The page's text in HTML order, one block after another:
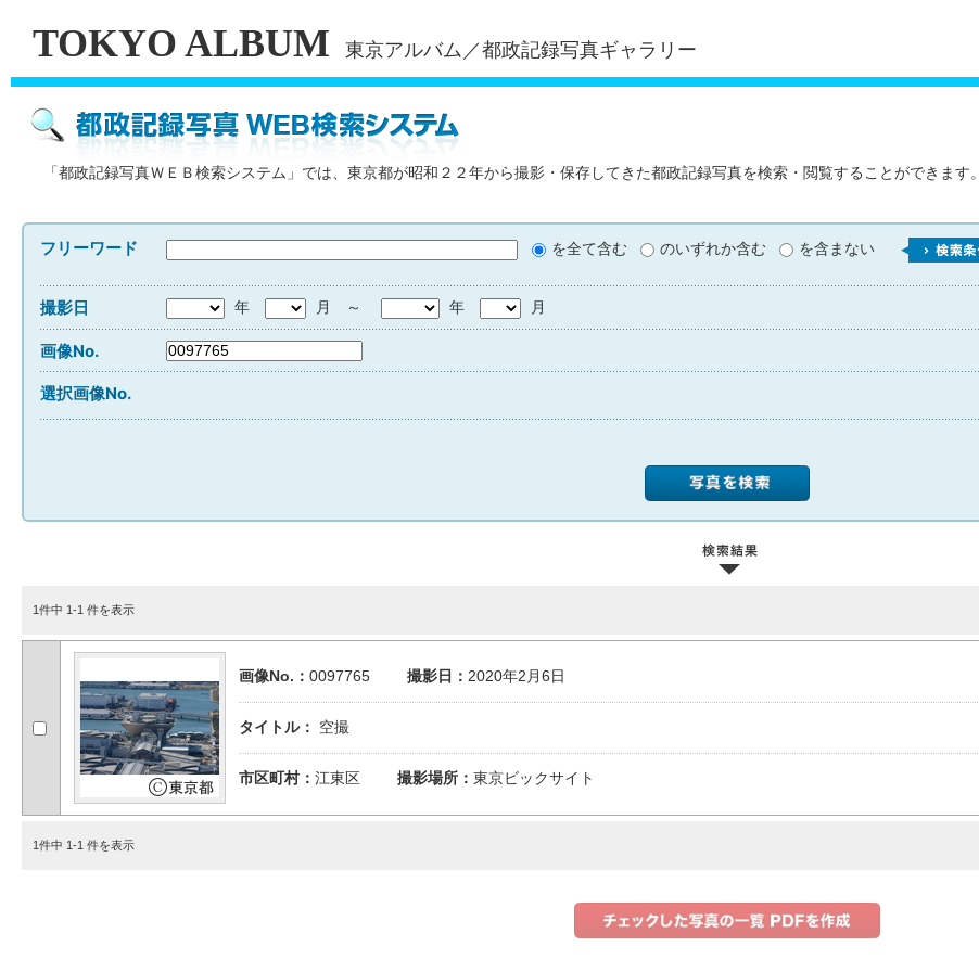
TOKYO ALBUM 東京アルバム／都政記録写真ギャラリー
「都政記録写真ＷＥＢ検索システム」では、東京都が昭和２２年から撮影・保存してきた都政記録写真を検索・閲覧することができます。
フリーワード を全て含む のいずれか含む を含まない
撮影日 年 月 ～ 年 月
画像No.
選択画像No.
1件中 1-1 件を表示
画像No.： 0097765 撮影日： 2020年2月6日
タイトル： 空撮
市区町村： 江東区 撮影場所： 東京ビックサイト
1件中 1-1 件を表示